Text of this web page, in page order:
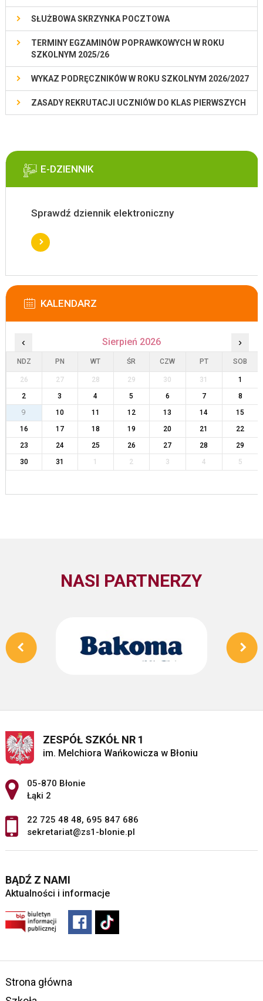
SŁUŻBOWA SKRZYNKA POCZTOWA
TERMINY EGZAMINÓW POPRAWKOWYCH W ROKU
SZKOLNYM 2025/26
WYKAZ PODRĘCZNIKÓW W ROKU SZKOLNYM 2026/2027
ZASADY REKRUTACJI UCZNIÓW DO KLAS PIERWSZYCH
E-DZIENNIK
Sprawdź dziennik elektroniczny
KALENDARZ
‹ Sierpień 2026 ›
NDZ PN WT ŚR CZW PT SOB
26 27 28 29 30 31
1
2
3 4 5 6 7
8
9
10 11 12 13 14
15
16
17 18 19 20 21
22
23
24 25 26 27 28
29
30
31 1 2 3 4 5
NASI PARTNERZY
ZESPÓŁ SZKÓŁ NR 1
im. Melchiora Wańkowicza w Błoniu
Adres pocztowy:
05-870 Błonie
Łąki 2
22 725 48 48, 695 847 686
sekretariat@zs1-blonie.pl
BĄDŹ Z NAMI
Aktualności i informacje
Strona główna